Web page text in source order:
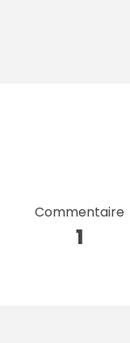
Commentaire
1